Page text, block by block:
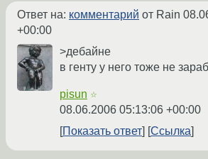
Ответ на: комментарий от Rain
+00:00
>дебайне
в генту у него тоже не
pisun ☆
08.06.2006 05:13:06 +00:00
Показать ответ
Ссылка